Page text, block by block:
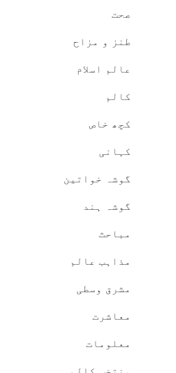
صحت
طنز و مزاح
عالم اسلام
کالم
کچھ خاص
کہانی
گوشہ خواتین
گوشہ ہند
مباحث
مذاہب عالم
مشرق وسطی
معاشرت
معلومات